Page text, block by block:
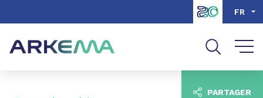
Aller à la recherche
FR
PARTAGER